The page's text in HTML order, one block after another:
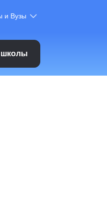
и Вузы
школы